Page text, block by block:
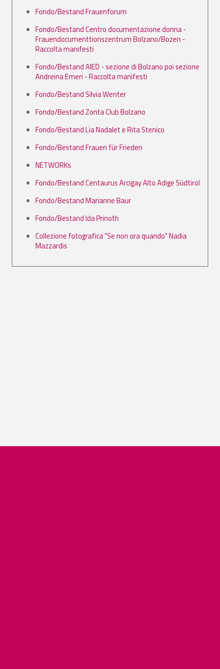
Fondo/Bestand Frauenforum
Fondo/Bestand Centro documentazione donna -
Frauendocumenttionszentrum Bolzano/Bozen -
Raccolta manifesti
Fondo/Bestand AIED - sezione di Bolzano poi sezione
Andreina Emeri - Raccolta manifesti
Fondo/Bestand Silvia Wenter
Fondo/Bestand Zonta Club Bolzano
Fondo/Bestand Lia Nadalet e Rita Stenico
Fondo/Bestand Frauen für Frieden
NETWORKs
Fondo/Bestand Centaurus Arcigay Alto Adige Südtirol
Fondo/Bestand Marianne Baur
Fondo/Bestand Ida Prinoth
Collezione fotografica "Se non ora quando" Nadia
Mazzardis